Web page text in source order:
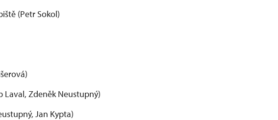
(Petr Sokol)
Laval, Zdeněk Neustupný)
Jan Kypta)